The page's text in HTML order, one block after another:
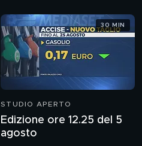
STUDIO APERTO
Edizione ore 12.25 del 5
agosto
30 MIN